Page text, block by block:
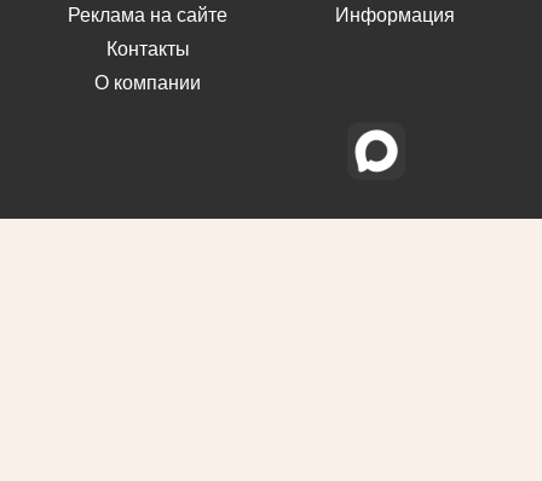
Реклама на сайте
Контакты
О компании
Информация